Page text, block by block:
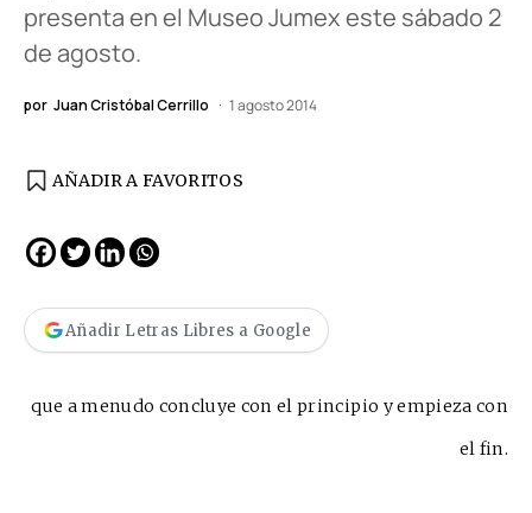
presenta en el Museo Jumex este sábado 2
de agosto.
por Juan Cristóbal Cerrillo 1 agosto 2014
AÑADIR A FAVORITOS
Añadir Letras Libres a Google
que a menudo concluye con el principio y empieza con
el fin.